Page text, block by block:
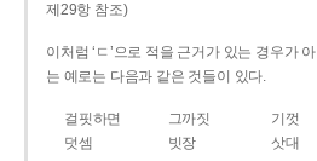
제29항 참조)
이처럼 ‘ㄷ’으로 적을 근거가 있는 경우가
는 예로는 다음과 같은 것들이 있다.
걸핏하면 그까짓 기껏
덧셈
빗장 삿대